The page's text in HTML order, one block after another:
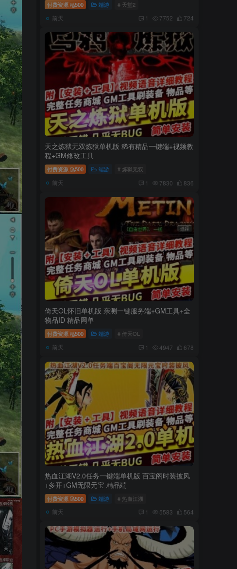
付费资源 500 端游 # 天堂2
前天 1 7752 724
天之炼狱无双炼狱单机版 稀有精品一键端+视频教
程+GM修改工具
付费资源 500 端游 # 炼狱无双
前天 1 7830 836
倚天OL怀旧单机版 亲测一键服务端+GM工具+全
物品ID 精品网单
付费资源 500 端游 # 倚天OL
前天 1 4947 678
热血江湖V2.0任务一键端单机版 百宝阁时装披风
+多开+GM无限元宝 精品端
付费资源 500 端游 # 热血江湖
前天 1 5583 564